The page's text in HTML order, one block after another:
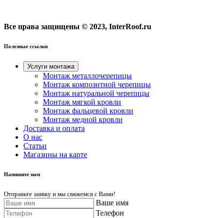
Все права защищены © 2023, InterRoof.ru
Полезные ссылки
Услуги монтажа
Монтаж металлочерепицы
Монтаж композитной черепицы
Монтаж натуральной черепицы
Монтаж мягкой кровли
Монтаж фальцевой кровли
Монтаж медной кровли
Доставка и оплата
О нас
Cтатьи
Магазины на карте
Напишите нам
Отправьте заявку и мы свяжемся с Вами!
Ваше имя
Телефон